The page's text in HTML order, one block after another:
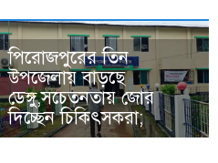
পিরোজপুরের তিন
উপজেলায় বাড়ছে
ডেঙ্গু,সচেতনতায় জোর
দিচ্ছেন চিকিৎসকরা;